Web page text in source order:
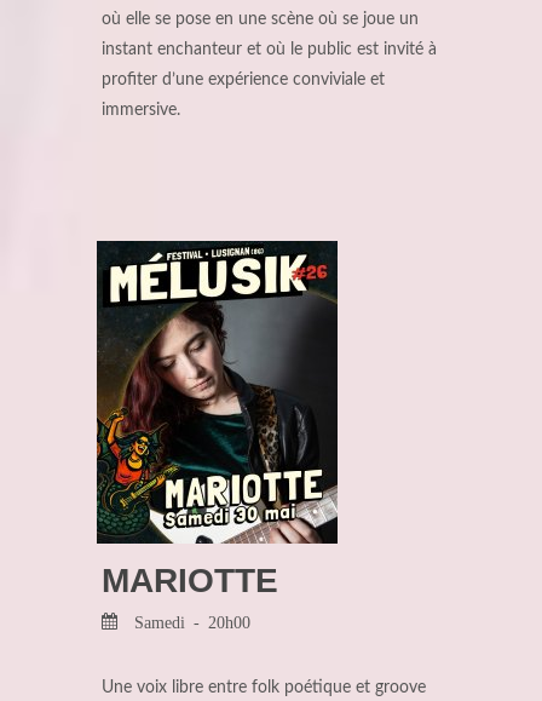
où elle se pose en une scène où se joue un
instant enchanteur et où le public est invité à
profiter d’une expérience conviviale et
immersive.
MARIOTTE
Samedi - 20h00
Une voix libre entre folk poétique et groove